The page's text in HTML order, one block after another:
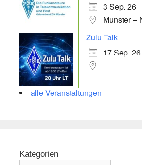
3 Sep. 26
Münster –
Zulu Talk
17 Sep. 26
alle Veranstaltungen
Kategorien